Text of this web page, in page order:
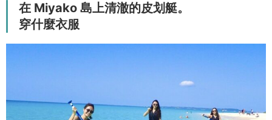
在 Miyako 島上清澈的皮划艇。
穿什麼衣服